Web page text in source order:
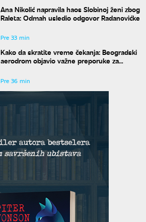
Ana Nikolić napravila haos Slobinoj ženi zbog
Raleta: Odmah usledio odgovor Radanovićke
Pre 33 min
Kako da skratite vreme čekanja: Beogradski
aerodrom objavio važne preporuke za
Pre 36 min